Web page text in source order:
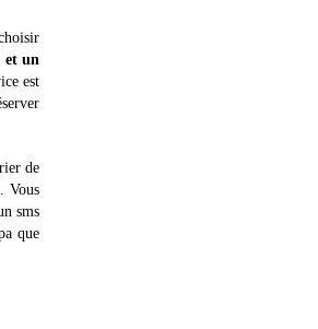
et un
est
de
Vous
sms
que